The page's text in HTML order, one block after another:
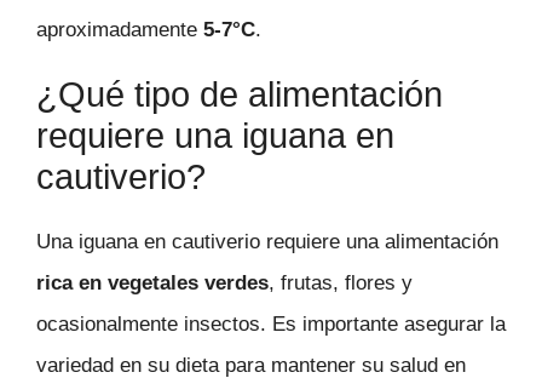
aproximadamente 5-7°C.
¿Qué tipo de alimentación
requiere una iguana en
cautiverio?
Una iguana en cautiverio requiere una alimentación
rica en vegetales verdes, frutas, flores y
ocasionalmente insectos. Es importante asegurar la
variedad en su dieta para mantener su salud en